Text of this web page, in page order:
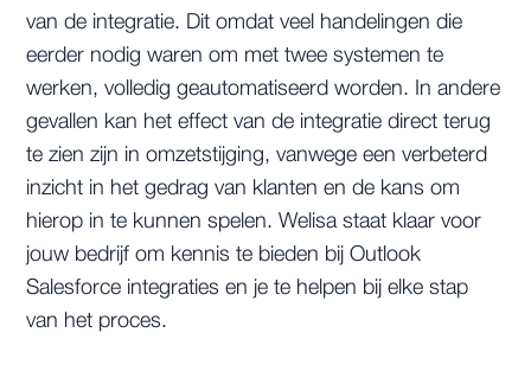
van de integratie. Dit omdat veel handelingen die
eerder nodig waren om met twee systemen te
werken, volledig geautomatiseerd worden. In andere
gevallen kan het effect van de integratie direct terug
te zien zijn in omzetstijging, vanwege een verbeterd
inzicht in het gedrag van klanten en de kans om
hierop in te kunnen spelen. Welisa staat klaar voor
jouw bedrijf om kennis te bieden bij Outlook
Salesforce integraties en je te helpen bij elke stap
van het proces.